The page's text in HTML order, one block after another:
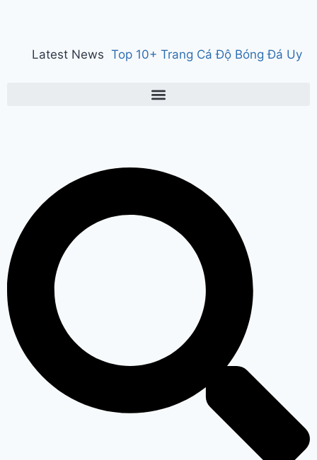
Latest News Top 10+ Trang Cá Độ Bóng Đá Uy
कार्यक्रम, CM सैनी ने कहा- ‘वंदे मातरम्’
राष्ट्र की आत्मा, पहचान और गौरव
land scam case में पूर्व CM भूपेंद्र हुड्डा
को हाईकोर्ट का झटका, अब CBI की स्पेशल
Relief to farmers :
Haryana के किसानों को ‘नायाब’ राहत, CM
सैनी ने 6 महीने के लिए बिजली बिल किया माफ
! Elderly people will get respect
and support : मोदी का यह कार्ड दिलाएगा
बुजुर्गों को सम्मान और सहारा !
PM Modi’s
Haryana visit finalized: इस दिन